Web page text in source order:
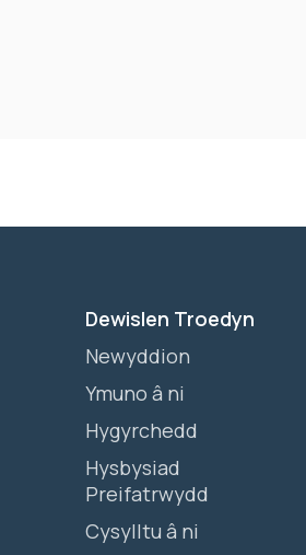
Dewislen Troedyn
Newyddion
Ymuno â ni
Hygyrchedd
Hysbysiad
Preifatrwydd
Cysylltu â ni